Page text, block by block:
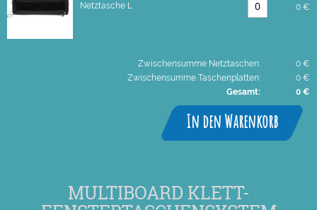
Netztasche L 0 €
Zwischensumme Netztaschen:
0 €
Zwischensumme Taschenplatten:
0 €
Gesamt:
0 €
In den Warenkorb
MULTIBOARD KLETT-